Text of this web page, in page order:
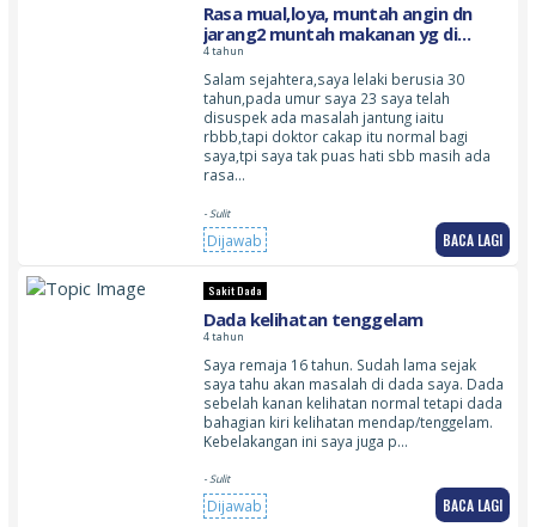
Rasa mual,loya, muntah angin dn
jarang2 muntah makanan yg di
makan,saya juga sakit dada dn
pelbagai lagi
4 tahun
Salam sejahtera,saya lelaki berusia 30
tahun,pada umur saya 23 saya telah
disuspek ada masalah jantung iaitu
rbbb,tapi doktor cakap itu normal bagi
saya,tpi saya tak puas hati sbb masih ada
rasa…
- Sulit
Dijawab BACA LAGI
Sakit Dada
Dada kelihatan tenggelam
4 tahun
Saya remaja 16 tahun. Sudah lama sejak
saya tahu akan masalah di dada saya. Dada
sebelah kanan kelihatan normal tetapi dada
bahagian kiri kelihatan mendap/tenggelam.
Kebelakangan ini saya juga p…
- Sulit
Dijawab BACA LAGI